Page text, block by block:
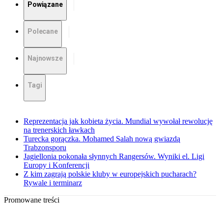
Powiązane
Polecane
Najnowsze
Tagi
Reprezentacja jak kobieta życia. Mundial wywołał rewolucję
na trenerskich ławkach
Turecka gorączka. Mohamed Salah nową gwiazdą
Trabzonsporu
Jagiellonia pokonała słynnych Rangersów. Wyniki el. Ligi
Europy i Konferencji
Z kim zagrają polskie kluby w europejskich pucharach?
Rywale i terminarz
Promowane treści